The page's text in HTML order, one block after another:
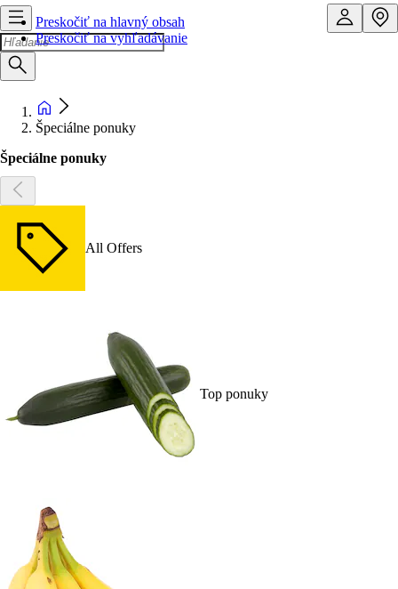
Preskočiť na hlavný obsah
Preskočiť na vyhľadávanie
Špeciálne ponuky
Špeciálne ponuky
All Offers
Top ponuky